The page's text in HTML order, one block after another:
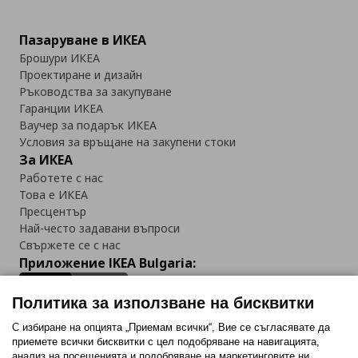
Пазаруване в ИКЕА
Брошури ИКЕА
Проектиране и дизайн
Ръководства за закупуване
Гаранции ИКЕА
Ваучер за подарък ИКЕА
Условия за връщане на закупени стоки
За ИКЕА
Работете с нас
Това е ИКЕА
Пресцентър
Най-често задавани въпроси
Свържете се с нас
Приложение IKEA Bulgaria:
Последвайте ни:
Политика за използване на бисквитки
С избиране на опцията „Приемам всички“, Вие се съгласявате да
приемете всички бисквитки с цел подобряване на навигацията,